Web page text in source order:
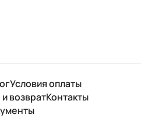
Условия оплаты
возвратКонтакты